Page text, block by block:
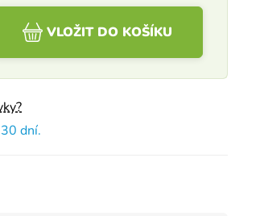
VLOŽIT DO KOŠÍKU
dní.